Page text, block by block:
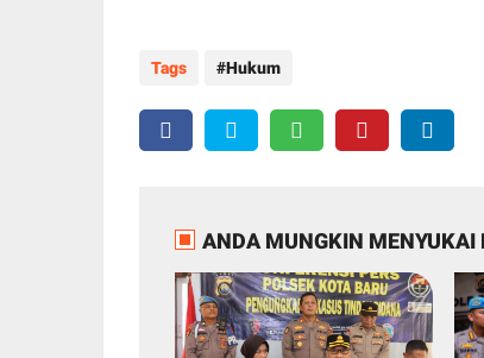
Tags Hukum
ANDA MUNGKIN MENYUKAI